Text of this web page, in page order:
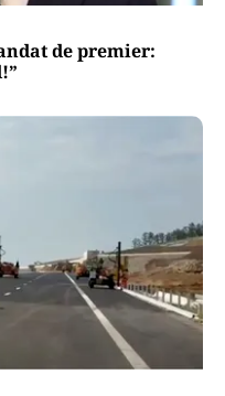
de premier: